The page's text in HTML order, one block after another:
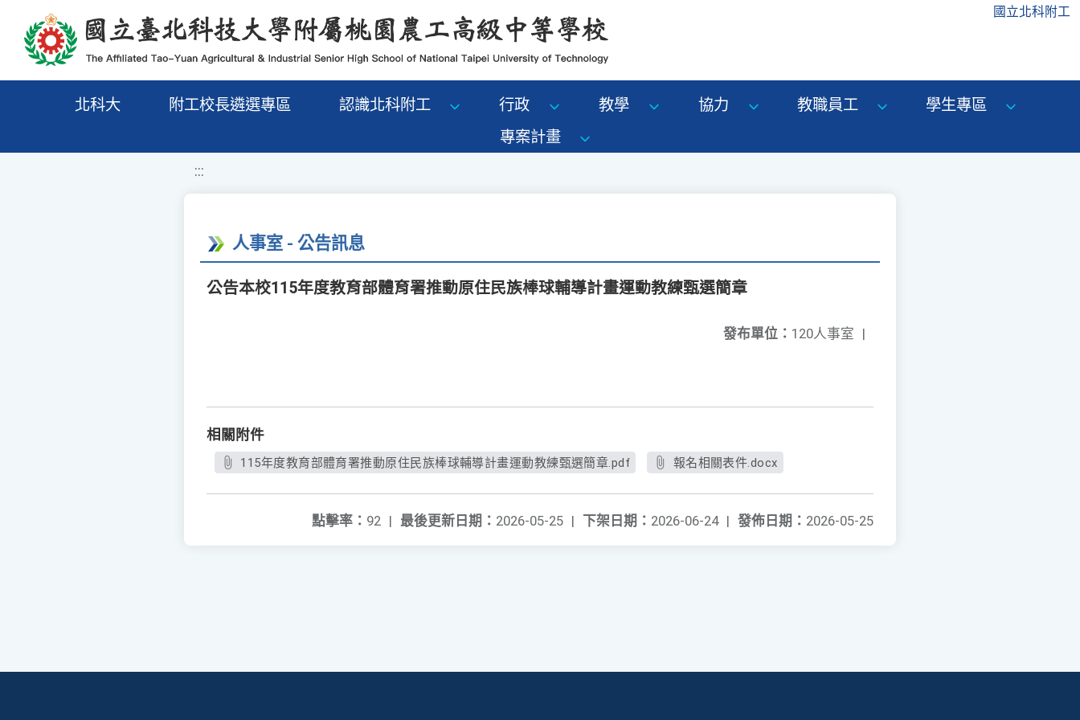
移至網頁之主要內容區位置 國立北科附工
北科大 附工校長遴選專區 認識北科附工 行政 教學 協力 教職員工
學生專區
專案計畫
:::
人事室 - 公告訊息
公告本校115年度教育部體育署推動原住民族棒球輔導計畫運動教練甄選簡章
發布單位： 120人事室 |
相關附件
115年度教育部體育署推動原住民族棒球輔導計畫運動教練甄選簡章.pdf 報名相關表件.docx
發佈日期： 2026-05-25
下架日期： 2026-06-24 |
最後更新日期： 2026-05-25 |
點擊率： 92 |